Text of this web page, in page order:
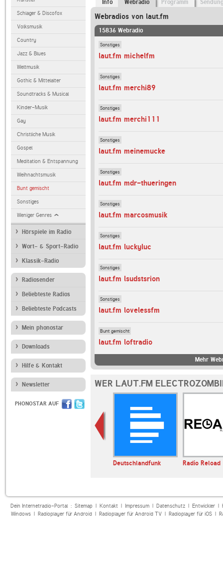
Schlager & Discofox
Volksmusik
Country
Jazz & Blues
Weltmusik
Gothic & Mittelalter
Soundtracks & Musical
Kinder-Musik
Gay
Christliche Musik
Gospel
Meditation & Entspannung
Weihnachtsmusik
Bunt gemischt
Sonstiges
Weniger Genres
Hörspiele im Radio
Wort- & Sport-Radio
Klassik-Radio
Radiosender
Beliebteste Radios
Beliebteste Podcasts
Mein phonostar
Downloads
Hilfe & Kontakt
Newsletter
PHONOSTAR AUF
Info Webradio Programm
Webradios von laut.fm
15836 Webradio
Sonstiges
laut.fm michelfm
Sonstiges
laut.fm merchi89
Sonstiges
laut.fm merchi111
Sonstiges
laut.fm meinemucke
Sonstiges
laut.fm mdr-thueringen
Sonstiges
laut.fm marcosmusik
Sonstiges
laut.fm luckyluc
Sonstiges
laut.fm lsudstsrion
Sonstiges
laut.fm lovelessfm
Bunt gemischt
laut.fm loftradio
Mehr
WER LAUT.FM
Deutschlandfunk Radio Reload
Dein Internetradio-Portal : Sitemap| Kontakt| Impressum| Datenschutz| Entwickler|
Windows| Radioplayer für Android| Radioplayer für Android TV| Radioplayer für iOS|